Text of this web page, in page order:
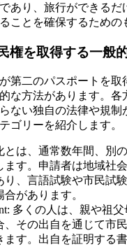
あり、旅行ができるだ
ことを確保するための
権を取得する一般
第二のパスポートを取
な方法があります。各
ない独自の法律や規制
ゴリーを紹介します。
とは、通常数年間、別
ます。申請者は地域社
り、言語試験や市民試
合があります。
多くの人は、親や祖
、その出自を通じて市
ます。出自を証明する